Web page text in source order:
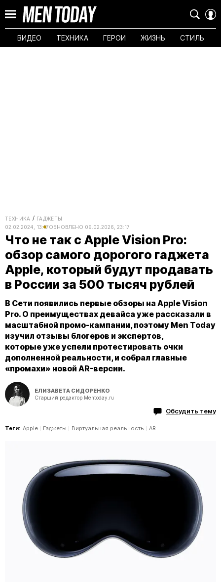
ВИДЕО ТЕХНИКА ГЕРОИ ЖИЗНЬ СТИЛЬ
ТЕХНИКА
ГАДЖЕТЫ
02.02.2024, 13:17ОБНОВЛЕНО 09.02.2026, 23:17
Что не так с Apple Vision Pro:
обзор самого дорогого гаджета
Apple, который будут продавать
в России за 500 тысяч рублей
В Сети появились первые обзоры на Apple Vision
Pro. О преимуществах девайса уже рассказали в
масштабной промо-кампании, поэтому Men Today
изучил отзывы блогеров и экспертов,
которые уже успели протестировать очки
дополненной реальности, и собрал главные
«промахи» новой AR-версии.
ЕЛИЗАВЕТА СИДОРЕНКО
Старший редактор Mentoday.ru
Обсудить тему
Теги: Apple Гаджеты Виртуальная реальность AR